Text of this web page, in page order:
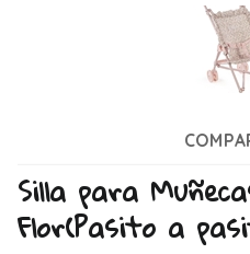
Silla para
Flor(Pasito a